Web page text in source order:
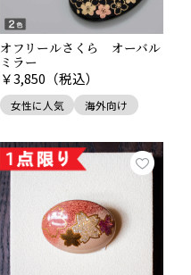
品。
オフリールさくら オーバル
ミラー
￥3,850 （税込）
女性に人気 海外向け